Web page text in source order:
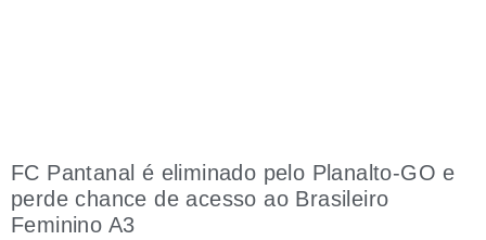
FC Pantanal é eliminado pelo Planalto-GO e
perde chance de acesso ao Brasileiro
Feminino A3